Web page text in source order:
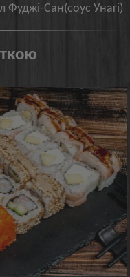
Фуджі-Сан(соус Унагі)